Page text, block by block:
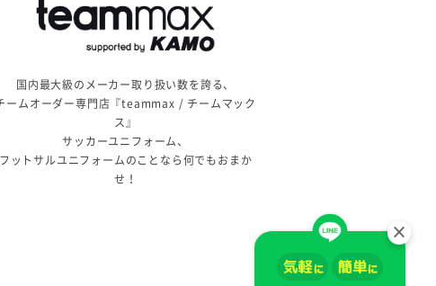
国内最大級のメーカー取り扱い数を誇る、
ームオーダー専門店『teammax / チームマック
ス』
サッカーユニフォーム、
フットサルユニフォームのことなら何でもおまか
せ！
×